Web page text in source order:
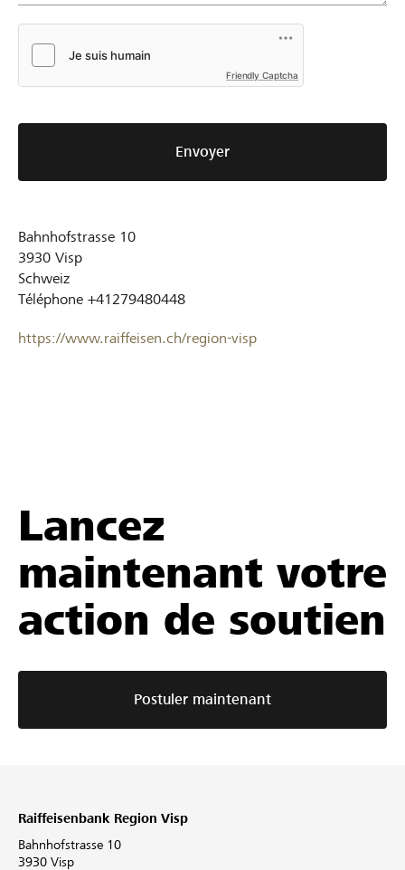
Friendly Captcha
Envoyer
Bahnhofstrasse 10
3930 Visp
Schweiz
Téléphone +41279480448
https://www.raiffeisen.ch/region-visp
Lancez
maintenant votre
action de soutien
Postuler maintenant
Raiffeisenbank Region Visp
Bahnhofstrasse 10
3930 Visp